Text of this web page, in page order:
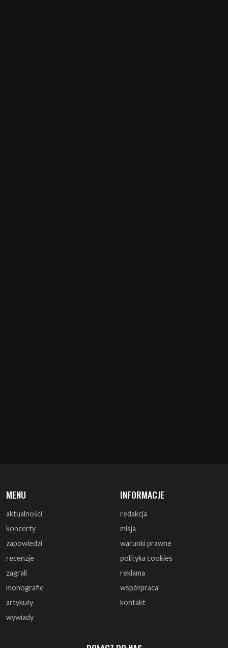
aktualności
zapowiedzi
recenzje
zagrali
monografie
artykuły
wywiady
redakcja
warunki prawne
polityka cookies
reklama
współpraca
kontakt
DOŁĄCZ DO NAS